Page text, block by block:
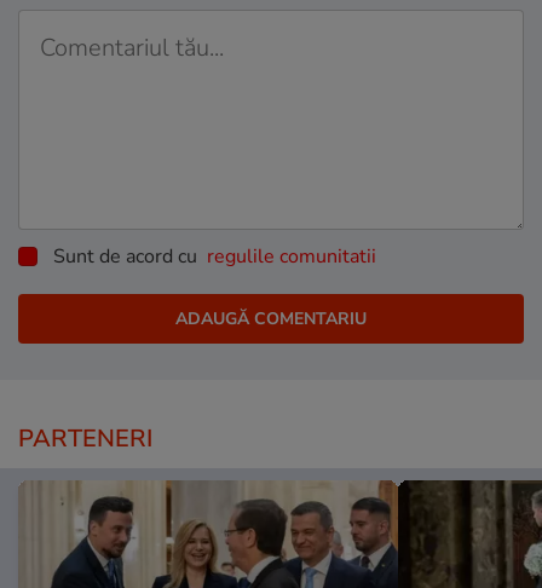
Sunt de acord cu regulile comunitatii
PARTENERI